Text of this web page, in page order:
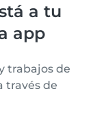
a tu
app
trabajos de
través de